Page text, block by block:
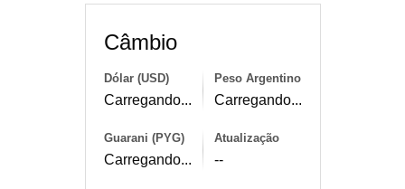
Câmbio
Dólar (USD)
Carregando...
Peso Argentino
Carregando...
Guarani (PYG)
Carregando...
Atualização
--